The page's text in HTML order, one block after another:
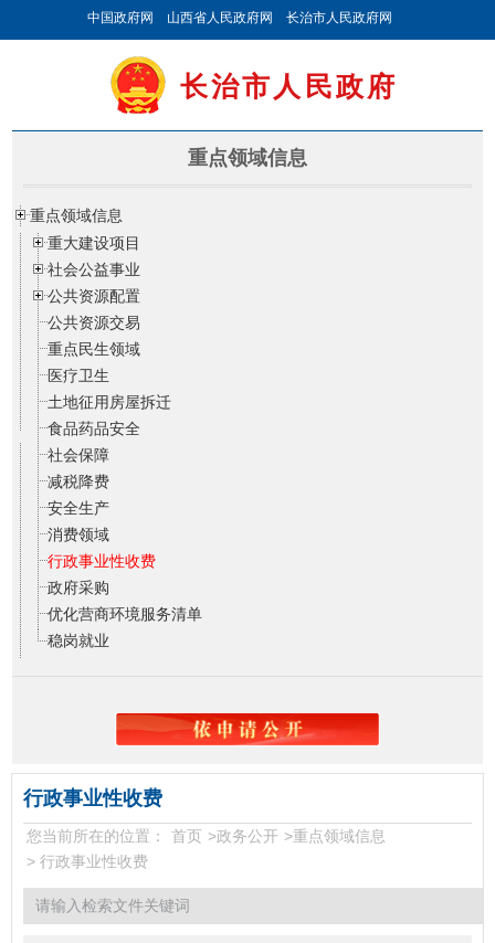
中国政府网 山西省人民政府网 长治市人民政府网
长治市人民政府
重点领域信息
重点领域信息
重大建设项目
社会公益事业
公共资源配置
公共资源交易
重点民生领域
医疗卫生
土地征用房屋拆迁
食品药品安全
社会保障
减税降费
安全生产
消费领域
行政事业性收费
政府采购
优化营商环境服务清单
稳岗就业
行政事业性收费
您当前所在的位置： 首页 >政务公开 >重点领域信息
> 行政事业性收费